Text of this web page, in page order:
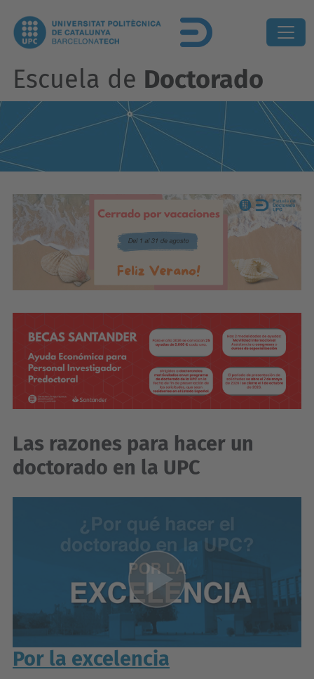
Escuela de Doctorado
Las razones para hacer un
doctorado en la UPC
Por la excelencia